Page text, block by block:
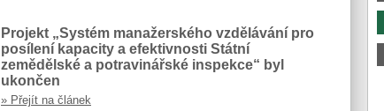
Projekt „Systém manažerského vzdělávání pro
posílení kapacity a efektivnosti Státní
zemědělské a potravinářské inspekce“ byl
ukončen
» Přejít na článek